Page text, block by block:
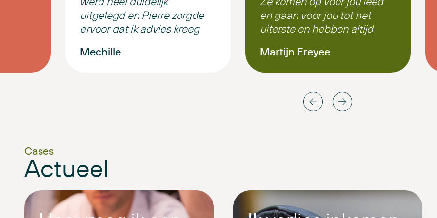
uitgelegd en Pierre zorgde
ervoor dat ik advies kreeg
paste.
Mechille
en gaan voor jou tot het
uiterste en hebben altijd
Ik wil dan ook het hele
damming en natuurlijk
joosten advocaaten super
Martijn Freyee
Cases
Actueel